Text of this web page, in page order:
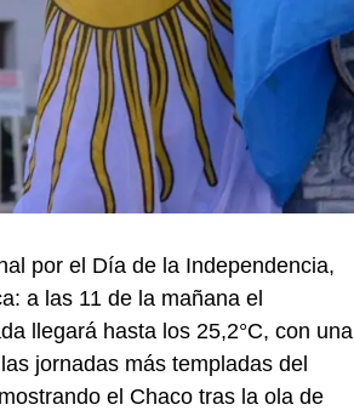
por el Día de la Independencia,
a las 11 de la mañana el
llegará hasta los 25,2°C, con una
jornadas más templadas del
el Chaco tras la ola de